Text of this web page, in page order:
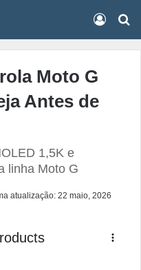
Moto G
Antes de
1,5K e
linha Moto G
atualização: 22 maio, 2026